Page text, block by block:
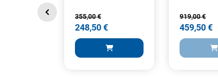
355,00 €
248,50 €
919,00 €
459,50 €